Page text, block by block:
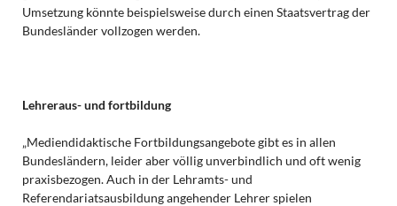
Umsetzung könnte beispielsweise durch einen Staatsvertrag der
Bundesländer vollzogen werden.
Lehreraus- und fortbildung
„Mediendidaktische Fortbildungsangebote gibt es in allen
Bundesländern, leider aber völlig unverbindlich und oft wenig
praxisbezogen. Auch in der Lehramts- und
Referendariatsausbildung angehender Lehrer spielen